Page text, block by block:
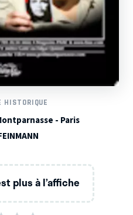
HISTORIQUE
- Paris
plus à l’affiche